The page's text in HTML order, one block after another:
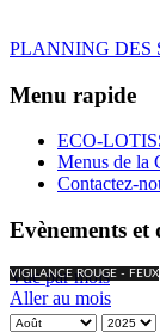
PLANNING DES
Menu rapide
ECO-
Menus de la
Contactez-
Evènements et
VIGILANCE ROUGE - FEUX
Vue par mois
Aller au mois